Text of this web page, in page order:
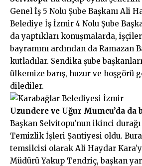
Genel İş 5 Nolu Şube Başkanı Ali
Belediye İş İzmir 4 Nolu Şube
da yaptıkları konuşmalarda,
bayramını ardından da Ramazan
kutladılar. Sendika şube
ülkemize barış, huzur ve hoşgörü
dilediler.
Uzundere ve Uğur Mumcu’da da
Başkan Selvitopu’nun ikinci
Temizlik İşleri Şantiyesi oldu.
temsilcisi olarak Ali Haydar
Müdürü Yakup Tendriç, başkan